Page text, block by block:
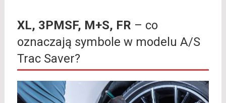
XL, 3PMSF, M+S, FR – co
oznaczają symbole w modelu A/S
Trac Saver?